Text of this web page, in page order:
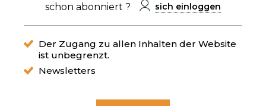
schon abonniert ?
sich einloggen
Der Zugang zu allen Inhalten der Website
ist unbegrenzt.
Newsletters